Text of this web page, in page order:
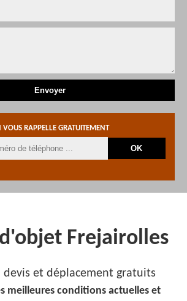
VOUS RAPPELLE GRATUITEMENT
Frejairolles
devis et déplacement gratuits
meilleures conditions actuelles et